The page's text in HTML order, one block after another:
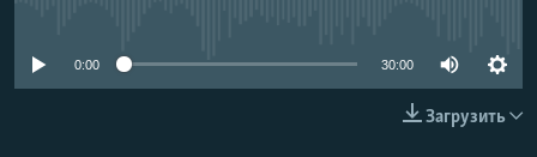
КРЫМ.НЕПОКОРЕННЫЙ
0:00 30:00
Загрузить